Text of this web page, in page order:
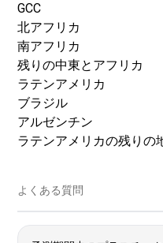
GCC
北アフリカ
南アフリカ
残りの中東とアフリカ
ラテンアメリカ
ブラジル
アルゼンチン
ラテンアメリカの残りの
よくある質問